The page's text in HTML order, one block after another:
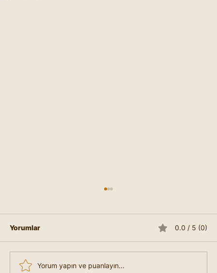
Yorumlar 0.0 / 5 (0)
Yorum yapın ve puanlayın...